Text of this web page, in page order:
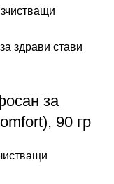
за
90 гр